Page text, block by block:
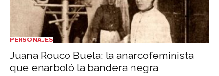
PERSONAJES
Juana Rouco Buela: la anarcofeminista
que enarboló la bandera negra